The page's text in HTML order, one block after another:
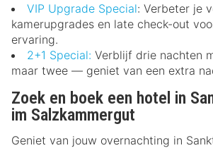
VIP Upgrade Special: Verbeter je
kamerupgrades en late check-out
ervaring.
2+1 Special: Verblijf drie nachten
maar twee — geniet van een extra
Zoek en boek een hotel in
im Salzkammergut
Geniet van jouw overnachting in